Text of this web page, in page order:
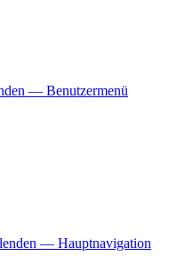
— Benutzermenü
— Hauptnavigation